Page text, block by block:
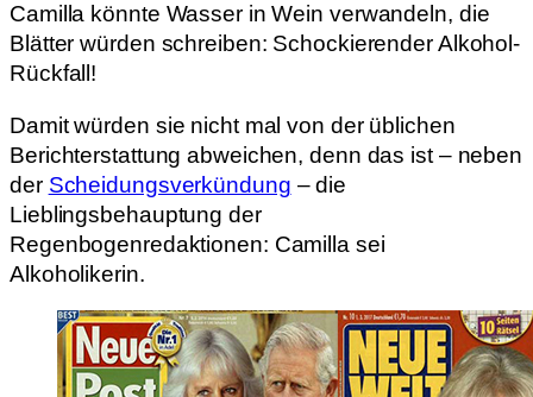
Camilla könnte Wasser in Wein verwandeln, die
Blätter würden schreiben: Schockierender Alkohol-
Rückfall!
Damit würden sie nicht mal von der üblichen
Berichterstattung abweichen, denn das ist – neben
der Scheidungsverkündung – die
Lieblingsbehauptung der
Regenbogenredaktionen: Camilla sei
Alkoholikerin.